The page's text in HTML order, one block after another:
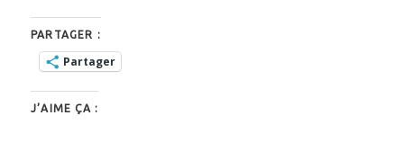
PARTAGER :
Partager
J’AIME ÇA :